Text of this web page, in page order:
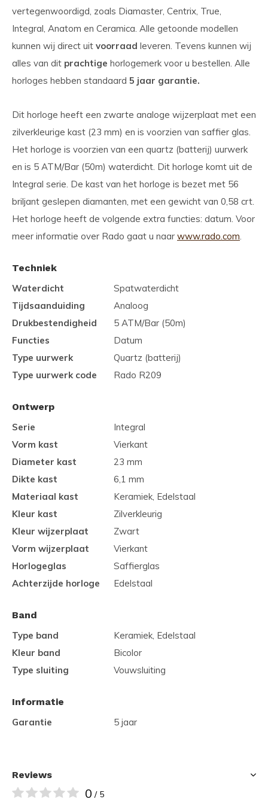
vertegenwoordigd, zoals Diamaster, Centrix, True,
Integral, Anatom en Ceramica. Alle getoonde modellen
kunnen wij direct uit voorraad leveren. Tevens kunnen wij
alles van dit prachtige horlogemerk voor u bestellen. Alle
horloges hebben standaard 5 jaar garantie.
Dit horloge heeft een zwarte analoge wijzerplaat met een
zilverkleurige kast (23 mm) en is voorzien van saffier glas.
Het horloge is voorzien van een quartz (batterij) uurwerk
en is 5 ATM/Bar (50m) waterdicht. Dit horloge komt uit de
Integral serie. De kast van het horloge is bezet met 56
briljant geslepen diamanten, met een gewicht van 0,58 crt.
Het horloge heeft de volgende extra functies: datum. Voor
meer informatie over Rado gaat u naar www.rado.com.
Techniek
Waterdicht
Spatwaterdicht
Tijdsaanduiding
Analoog
Drukbestendigheid
5 ATM/Bar (50m)
Functies
Datum
Type uurwerk
Quartz (batterij)
Type uurwerk code
Rado R209
Ontwerp
Serie
Integral
Vorm kast
Vierkant
Diameter kast
23 mm
Dikte kast
6,1 mm
Materiaal kast
Keramiek, Edelstaal
Kleur kast
Zilverkleurig
Kleur wijzerplaat
Zwart
Vorm wijzerplaat
Vierkant
Horlogeglas
Saffierglas
Achterzijde horloge
Edelstaal
Band
Type band
Keramiek, Edelstaal
Kleur band
Bicolor
Type sluiting
Vouwsluiting
Informatie
Garantie
5 jaar
Reviews
0 / 5